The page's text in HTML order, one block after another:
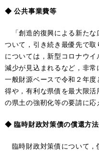
◆ 公共事業費等
「創造的復興による新たな
ついて，引き続き最優先で
については，新型コロナウ
減少が見込まれるなど，非常
一般財源ベースで令和２年
得や，有利な県債を最大限
の県土の強靭化等の要請に応
◆ 臨時財政対策債の償還方
臨時財政対策債について，